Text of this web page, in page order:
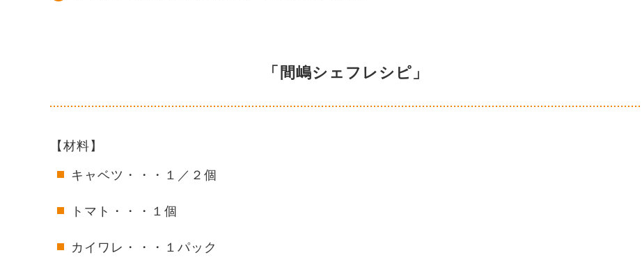
「間嶋シェフレシピ」
【材料】
キャベツ・・・１／２個
トマト・・・１個
カイワレ・・・１パック